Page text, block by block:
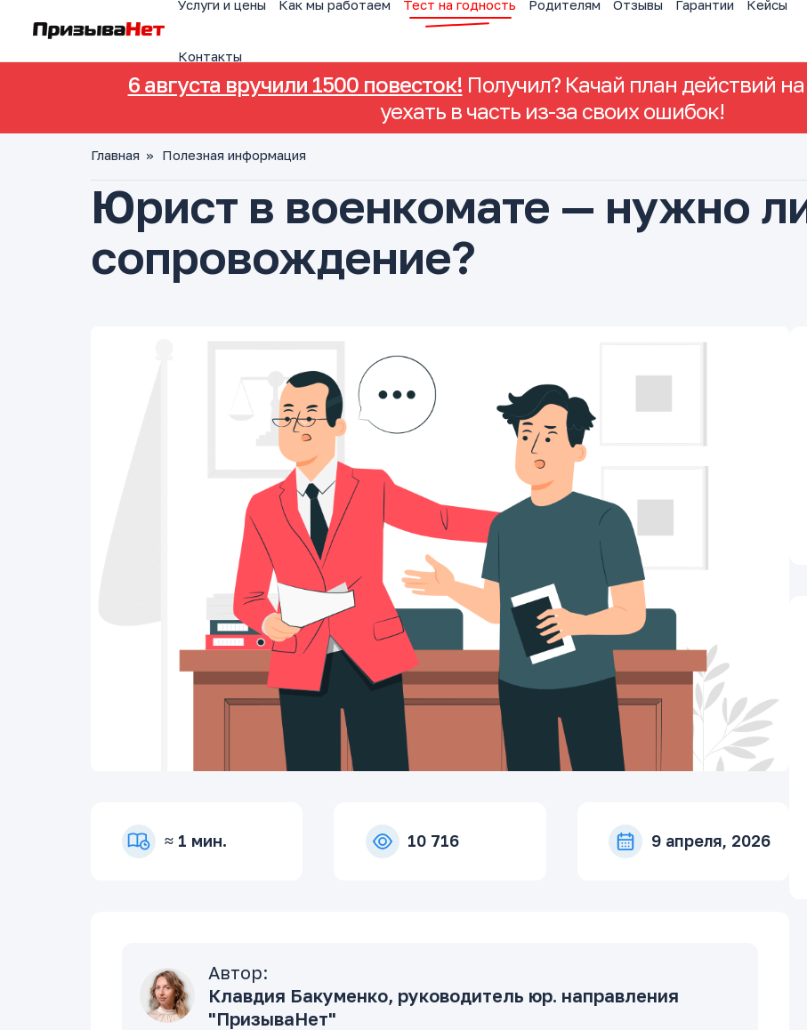
Услуги и цены Как мы работаем Тест на годность Родителям Отзывы Гарантии Кейсы
Контакты
6 августа вручили 1500 повесток! Получил? Качай план действий
уехать в часть из-за своих ошибок!
Главная » Полезная информация
Юрист в военкомате — нужно
сопровождение?
≈ 1 мин. 10 716 9 апреля, 2026
Автор:
Клавдия Бакуменко, руководитель юр. направления
"ПризываНет"